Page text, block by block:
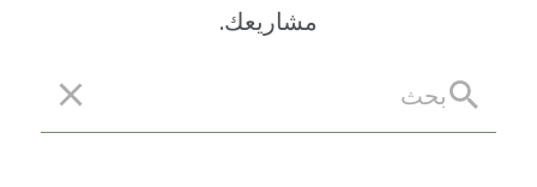
مشاريعك.